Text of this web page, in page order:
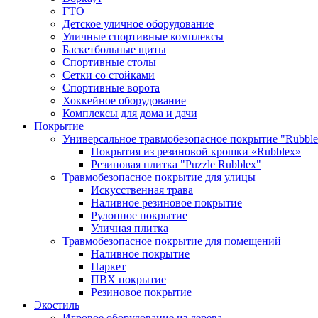
ГТО
Детское уличное оборудование
Уличные спортивные комплексы
Баскетбольные щиты
Спортивные столы
Сетки со стойками
Спортивные ворота
Хоккейное оборудование
Комплексы для дома и дачи
Покрытие
Универсальное травмобезопасное покрытие
Покрытия из резиновой крошки «Rubblex»
Резиновая плитка "Puzzle Rubblex"
Травмобезопасное покрытие для улицы
Искусственная трава
Наливное резиновое покрытие
Рулонное покрытие
Уличная плитка
Травмобезопасное покрытие для помещений
Наливное покрытие
Паркет
ПВХ покрытие
Резиновое покрытие
Экостиль